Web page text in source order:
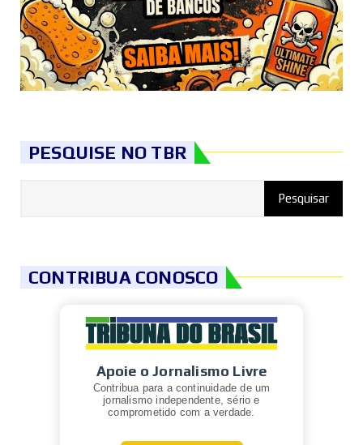
PESQUISE NO TBR
CONTRIBUA CONOSCO
Apoie o Jornalismo Livre
Contribua para a continuidade de um
jornalismo independente, sério e
comprometido com a verdade.